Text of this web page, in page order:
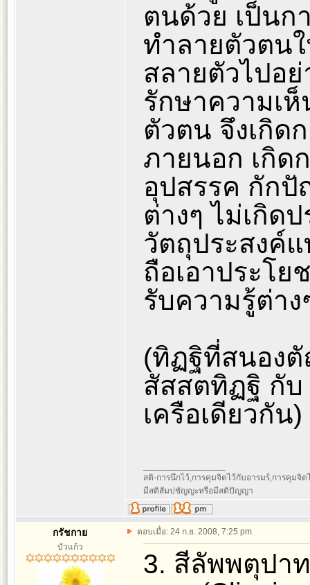
ตนด้วย เป็นก
ทำลายตัวตน
สลายตัวไปอย่
รักษาความเ
ตัวตน จึงเกิด
ภายนอก เกิด
อุปสรรค กักปั
ต่างๆ ไม่เกิด
วัตถุประสงค์
ถือเอาประโ
รับความรู้ต่าง
(ทิฏฐิที่สนอง
สัสสตทิฏฐิ กับ
เครือเดียวกัน)
สติ-การนึกไว้,การคุมจิตไว้กับอารมร์,การคุมจิ
มีสติสัมปชัญญะหรือมีสติปัญญา
กรัชกาย
บัวแก้ว
ตอบเมื่อ: 24 ก.ย. 2008, 7:25 pm
3. สีลัพพตุปา